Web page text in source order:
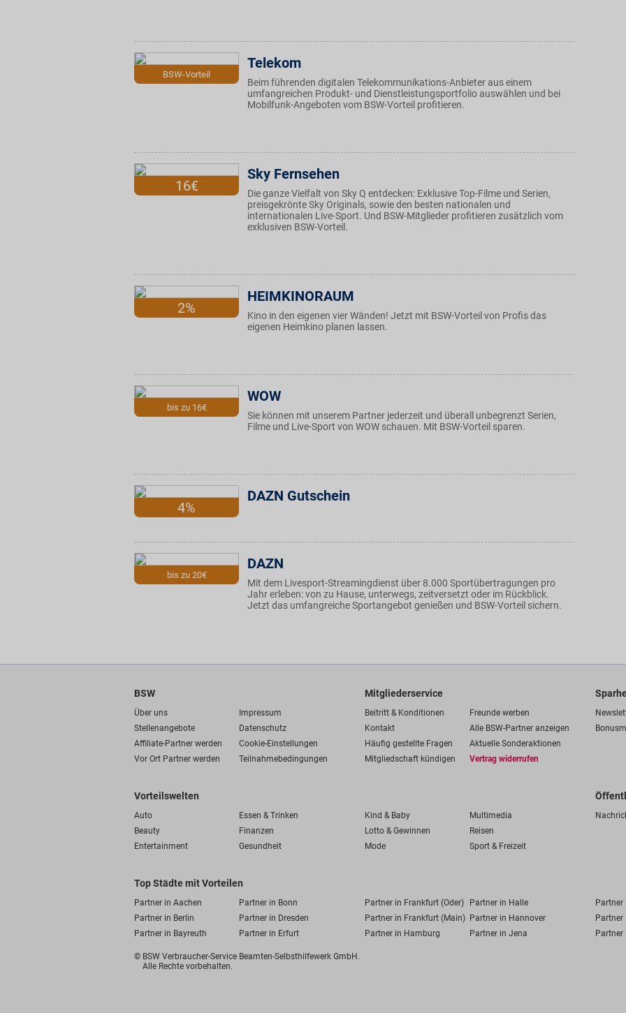
BSW-Vorteil
Telekom
Beim führenden digitalen Telekommunikations-Anbieter aus einem
umfangreichen Produkt- und Dienstleistungsportfolio auswählen und bei
Mobilfunk-Angeboten vom BSW-Vorteil profitieren.
16€
Sky Fernsehen
Die ganze Vielfalt von Sky Q entdecken: Exklusive Top-Filme und Serien,
preisgekrönte Sky Originals, sowie den besten nationalen und
internationalen Live-Sport. Und BSW-Mitglieder profitieren zusätzlich vom
exklusiven BSW-Vorteil.
2%
HEIMKINORAUM
Kino in den eigenen vier Wänden! Jetzt mit BSW-Vorteil von Profis das
eigenen Heimkino planen lassen.
bis zu 16€
WOW
Sie können mit unserem Partner jederzeit und überall unbegrenzt Serien,
Filme und Live-Sport von WOW schauen. Mit BSW-Vorteil sparen.
4%
DAZN Gutschein
bis zu 20€
DAZN
Mit dem Livesport-Streamingdienst über 8.000 Sportübertragungen pro
Jahr erleben: von zu Hause, unterwegs, zeitversetzt oder im Rückblick.
Jetzt das umfangreiche Sportangebot genießen und BSW-Vorteil sichern.
BSW
Über uns
Impressum
Stellenangebote
Datenschutz
Affiliate-Partner werden
Cookie-Einstellungen
Vor Ort Partner werden
Teilnahmebedingungen
Mitgliederservice
Beitritt & Konditionen
Freunde werben
Kontakt
Alle BSW-Partner anzeigen
Häufig gestellte Fragen
Aktuelle Sonderaktionen
Mitgliedschaft kündigen
Vertrag widerrufen
Vorteilswelten
Auto Essen & Trinken Kind & Baby
Multimedia
Beauty
Finanzen Lotto & Gewinnen
Reisen
Entertainment
Gesundheit Mode Sport & Freizeit
Top Städte mit Vorteilen
Partner in Aachen Partner in Bonn Partner in Frankfurt (Oder) Partner in Halle
Partner
Partner in Berlin
Partner in Dresden Partner in Frankfurt (Main) Partner in Hannover
Partner
Partner in Bayreuth
Partner in Erfurt Partner in Hamburg Partner in Jena Partner
© BSW Verbraucher-Service Beamten-Selbsthilfewerk GmbH.
Alle Rechte vorbehalten.